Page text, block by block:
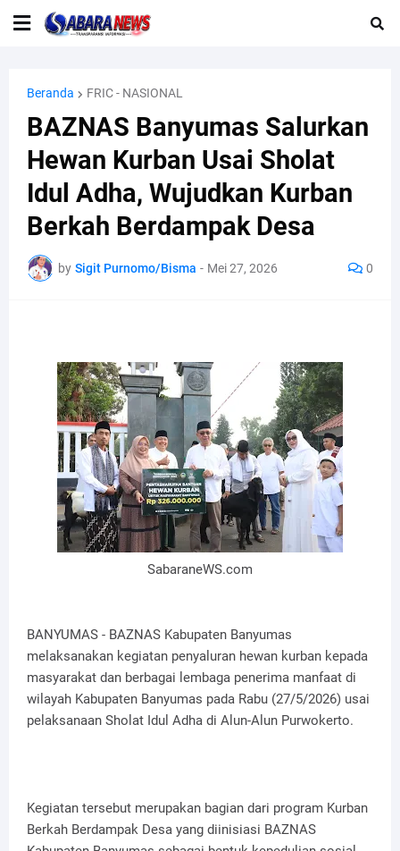
Beranda FRIC - NASIONAL
BAZNAS Banyumas Salurkan
Hewan Kurban Usai Sholat
Idul Adha, Wujudkan Kurban
Berkah Berdampak Desa
by Sigit Purnomo/Bisma - Mei 27, 2026 0
SabaraneWS.com
BANYUMAS - BAZNAS Kabupaten Banyumas
melaksanakan kegiatan penyaluran hewan kurban kepada
masyarakat dan berbagai lembaga penerima manfaat di
wilayah Kabupaten Banyumas pada Rabu (27/5/2026) usai
pelaksanaan Sholat Idul Adha di Alun-Alun Purwokerto.
Kegiatan tersebut merupakan bagian dari program Kurban
Berkah Berdampak Desa yang diinisiasi BAZNAS